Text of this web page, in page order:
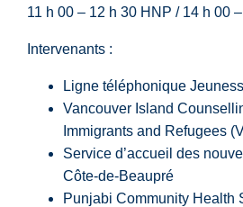
11 h 00 – 12 h 30 HNP / 14 h 00
Intervenants :
Ligne téléphonique
Vancouver Island
Immigrants and Refugees
Service d’accueil des
Côte-de-Beaupré
Punjabi Community Health